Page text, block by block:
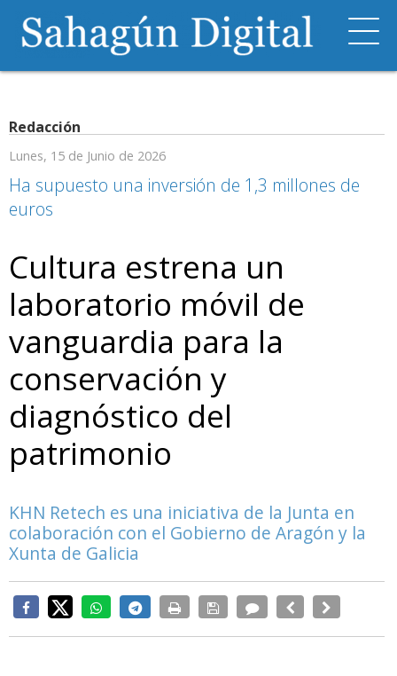
Redacción
Lunes, 15 de Junio de 2026
Ha supuesto una inversión de 1,3 millones de
euros
Cultura estrena un
laboratorio móvil de
vanguardia para la
conservación y
diagnóstico del
patrimonio
KHN Retech es una iniciativa de la Junta en
colaboración con el Gobierno de Aragón y la
Xunta de Galicia